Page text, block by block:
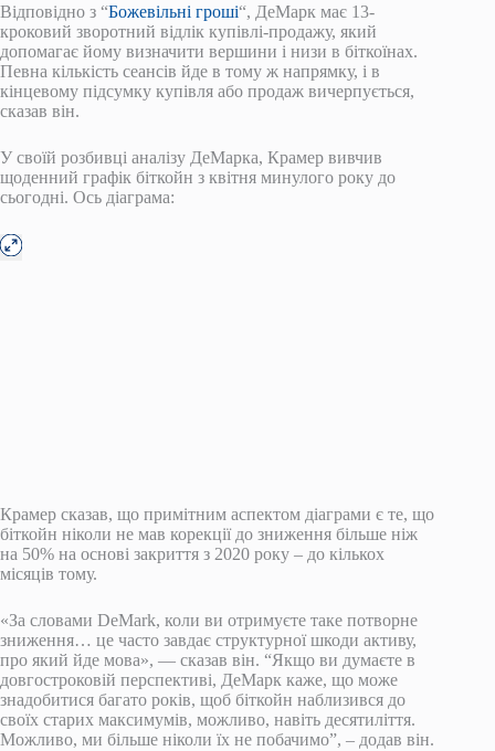
Відповідно з “Божевільні гроші“, ДеМарк має 13-
кроковий зворотний відлік купівлі-продажу, який
допомагає йому визначити вершини і низи в біткоїнах.
Певна кількість сеансів йде в тому ж напрямку, і в
кінцевому підсумку купівля або продаж вичерпується,
сказав він.
У своїй розбивці аналізу ДеМарка, Крамер вивчив
щоденний графік біткойн з квітня минулого року до
сьогодні. Ось діаграма:
Крамер сказав, що примітним аспектом діаграми є те, що
біткойн ніколи не мав корекції до зниження більше ніж
на 50% на основі закриття з 2020 року – до кількох
місяців тому.
«За словами DeMark, коли ви отримуєте таке потворне
зниження… це часто завдає структурної шкоди активу,
про який йде мова», — сказав він. “Якщо ви думаєте в
довгостроковій перспективі, ДеМарк каже, що може
знадобитися багато років, щоб біткойн наблизився до
своїх старих максимумів, можливо, навіть десятиліття.
Можливо, ми більше ніколи їх не побачимо”, – додав він.